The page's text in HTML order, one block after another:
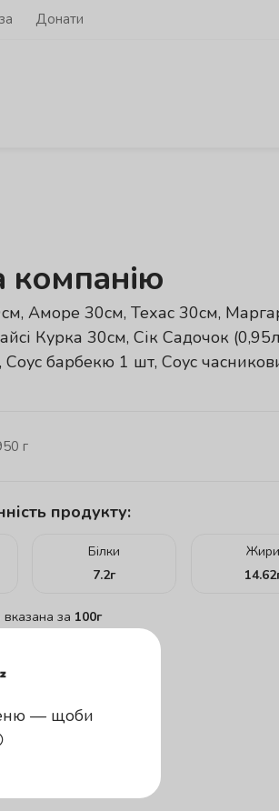
Донати
компанію
Аморе 30см, Техас 30см,
Курка 30см, Сік Садочок
Соус барбекю 1 шт, Соус
г
продукту:
Білки
7.2г
Жири
14.62
вказана за 100г
— щоби